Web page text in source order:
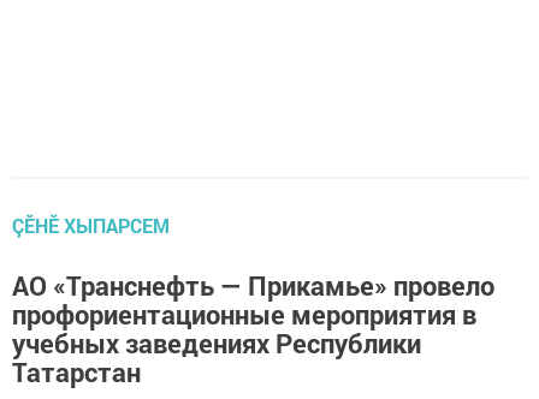
ÇӖНӖ ХЫПАРСЕМ
АО «Транснефть — Прикамье» провело
профориентационные мероприятия в
учебных заведениях Республики
Татарстан